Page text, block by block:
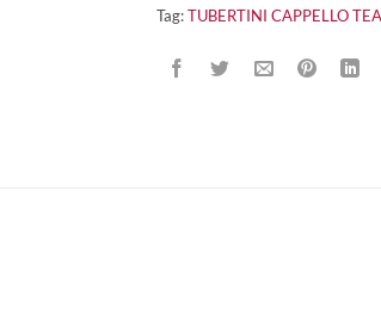
Tag:TUBERTINI CAPPELLO